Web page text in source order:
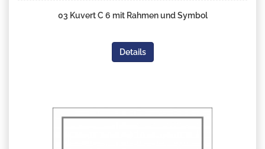
03 Kuvert C 6 mit Rahmen und Symbol
Details